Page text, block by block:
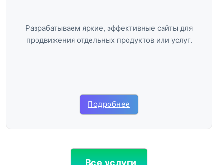
Разрабатываем яркие, эффективные сайты для
продвижения отдельных продуктов или услуг.
Подробнее
Все услуги